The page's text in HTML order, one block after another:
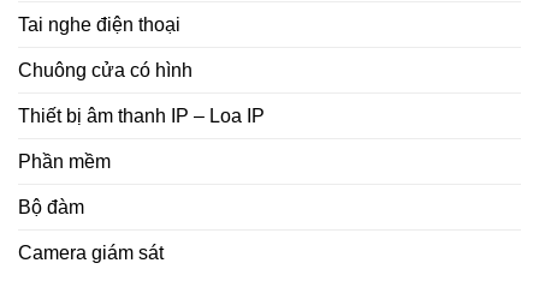
Tai nghe điện thoại
Chuông cửa có hình
Thiết bị âm thanh IP – Loa IP
Phần mềm
Bộ đàm
Camera giám sát